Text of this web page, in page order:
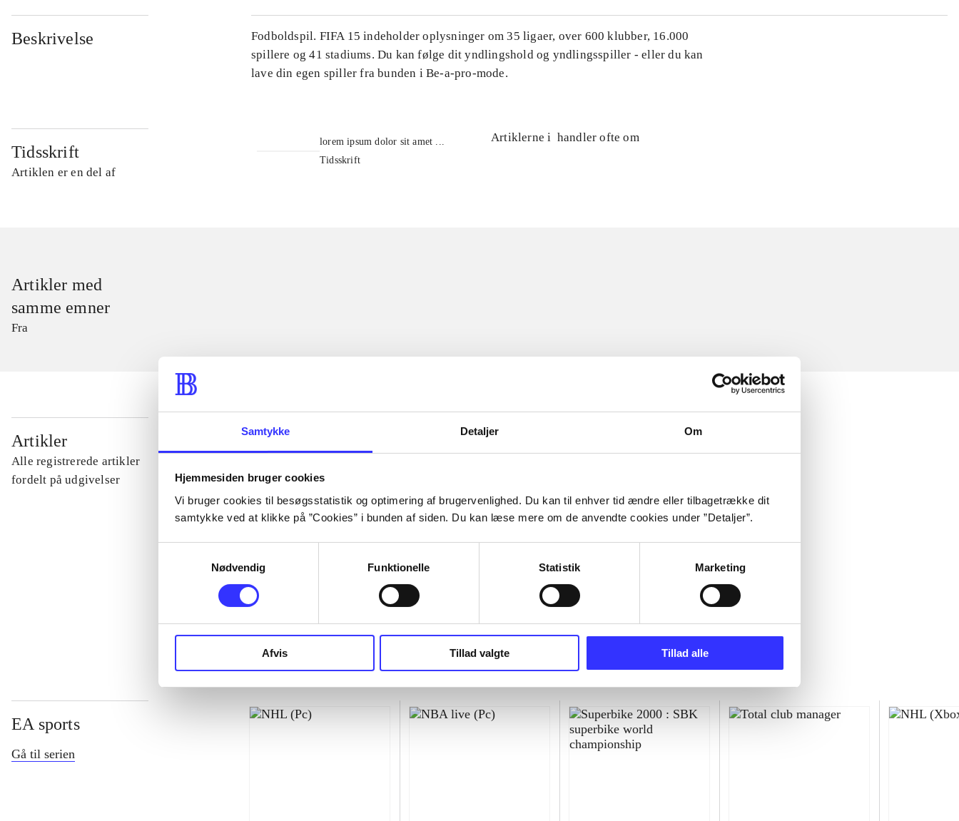
Samtykke Detaljer Om
Hjemmesiden bruger cookies
Vi bruger cookies til besøgsstatistik og optimering af brugervenlighed. Du kan til enhver tid ændre eller tilbagetrække dit
samtykke ved at klikke på ”Cookies” i bunden af siden. Du kan læse mere om de anvendte cookies under ”Detaljer”.
Nødvendig
Funktionelle Statistik Marketing
Afvis Tillad valgte Tillad alle
Beskrivelse
Fodboldspil. FIFA 15 indeholder oplysninger om 35 ligaer, over 600 klubber, 16.000
spillere og 41 stadiums. Du kan følge dit yndlingshold og yndlingsspiller - eller du kan
lave din egen spiller fra bunden i Be-a-pro-mode.
Tidsskrift
Artiklen er en del af
lorem ipsum dolor sit amet ...
Tidsskrift
Artiklerne i handler ofte om
Artikler med
samme emner
Fra
Artikler
Alle registrerede artikler
fordelt på udgivelser
...
...
...
...
EA sports
Gå til serien